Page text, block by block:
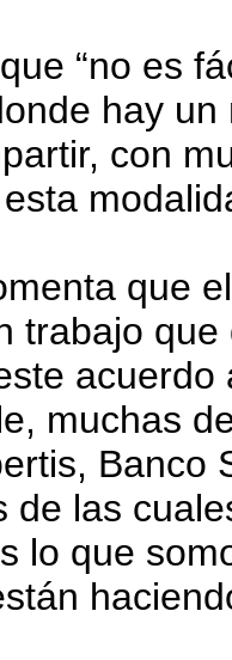
“no es
hay
con
que
trabajo
muchas
de las
lo que